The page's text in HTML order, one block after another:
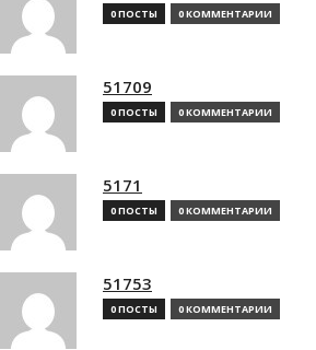
0 ПОСТЫ 0 КОММЕНТАРИИ
51709
0 ПОСТЫ 0 КОММЕНТАРИИ
5171
0 ПОСТЫ 0 КОММЕНТАРИИ
51753
0 ПОСТЫ 0 КОММЕНТАРИИ